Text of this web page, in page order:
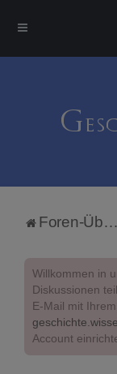
Foren-Übersicht
Willkommen in
Diskussionen
E-Mail mit
Account